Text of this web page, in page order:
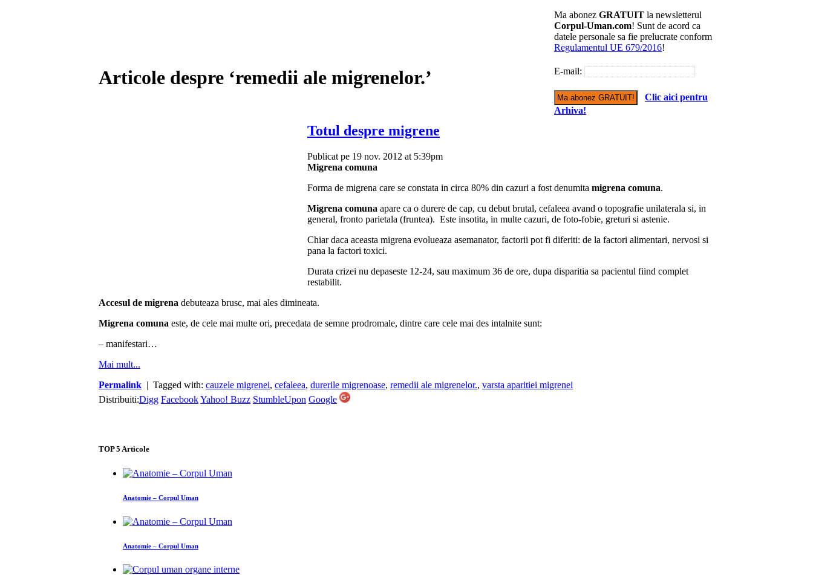
Ma abonez GRATUIT la newsletterul
Corpul-Uman.com! Sunt de acord ca
datele personale sa fie prelucrate conform
Regulamentul UE 679/2016!
E-mail:
Clic aici pentru
Arhiva!
Articole despre ‘remedii ale migrenelor.’
Totul despre migrene
Publicat pe 19 nov. 2012 at 5:39pm
Migrena comuna
Forma de migrena care se constata in circa 80% din cazuri a fost denumita migrena comuna.
Migrena comuna apare ca o durere de cap, cu debut brutal, cefaleea avand o topografie unilaterala si, in
general, fronto parietala (fruntea). Este insotita, in multe cazuri, de foto-fobie, greturi si astenie.
Chiar daca aceasta migrena evolueaza asemanator, factorii pot fi diferiti: de la factori alimentari, nervosi si
pana la factori toxici.
Durata crizei nu depaseste 12-24, sau maximum 36 de ore, dupa disparitia sa pacientul fiind complet
restabilit.
Accesul de migrena debuteaza brusc, mai ales dimineata.
Migrena comuna este, de cele mai multe ori, precedata de semne prodromale, dintre care cele mai des intalnite sunt:
– manifestari…
Mai mult...
Permalink | Tagged with: cauzele migrenei, cefaleea, durerile migrenoase, remedii ale migrenelor., varsta aparitiei migrenei
Distribuiti:Digg FacebookYahoo! Buzz StumbleUpon Google
TOP5 Articole
Anatomie – Corpul Uman
Anatomie – Corpul Uman